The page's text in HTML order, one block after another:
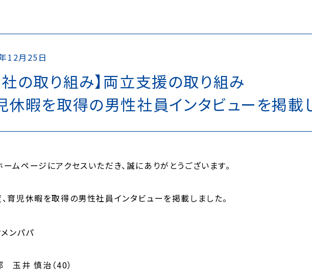
12月25日
社の取り組み】両立支援の取り組み
休暇を取得の男性社員インタビューを掲載
ムページにアクセスいただき、誠にありがとうございます。
育児休暇を取得の男性社員インタビューを掲載しました。
玉井 慎治（40）